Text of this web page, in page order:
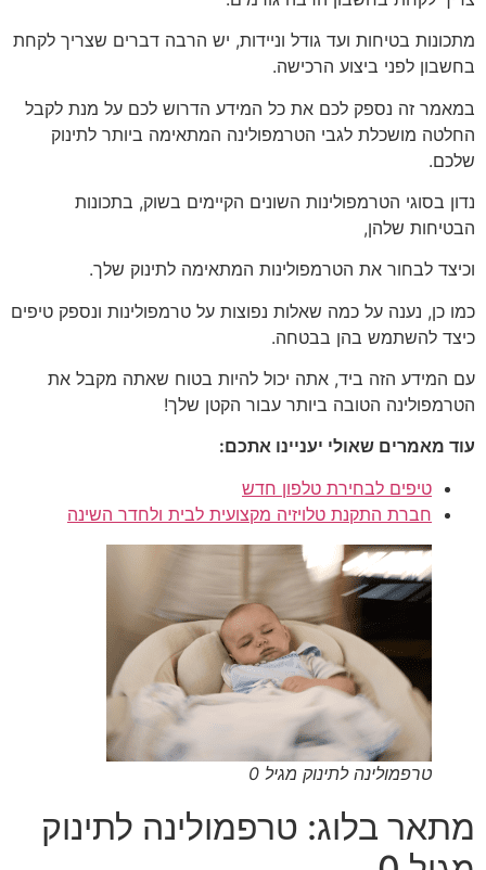
מתכונות בטיחות ועד גודל וניידות, יש הרבה דברים שצריך לקחת
בחשבון לפני ביצוע הרכישה.
במאמר זה נספק לכם את כל המידע הדרוש לכם על מנת לקבל
החלטה מושכלת לגבי הטרמפולינה המתאימה ביותר לתינוק
שלכם.
נדון בסוגי הטרמפולינות השונים הקיימים בשוק, בתכונות
הבטיחות שלהן,
וכיצד לבחור את הטרמפולינות המתאימה לתינוק שלך.
כמו כן, נענה על כמה שאלות נפוצות על טרמפולינות ונספק טיפים
כיצד להשתמש בהן בבטחה.
עם המידע הזה ביד, אתה יכול להיות בטוח שאתה מקבל את
הטרמפולינה הטובה ביותר עבור הקטן שלך!
עוד מאמרים שאולי יעניינו אתכם:
טיפים לבחירת טלפון חדש
חברת התקנת טלויזיה מקצועית לבית ולחדר השינה
טרפמולינה לתינוק מגיל 0
מתאר בלוג: טרפמולינה לתינוק